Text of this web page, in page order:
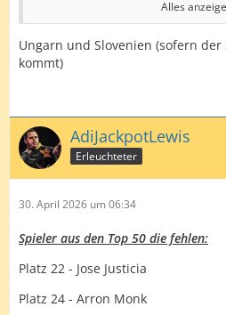
Spanien
Portugal
Habe ich jemand vergessen?
Alles
Ungarn und Slovenien (sofern der
kommt)
AdiJackpotLewis
Erleuchteter
30. April 2026 um 06:34
Spieler aus den Top 50 die fehlen:
Platz 22 - Jose Justicia
Platz 24 - Arron Monk